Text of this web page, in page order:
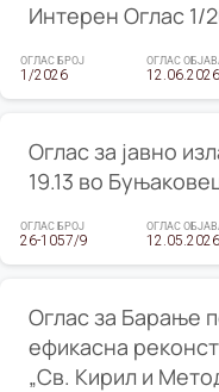
Интерен Оглас 1/
ОГЛАС БРОЈ
1/2026
ОГЛАС
12.06.2026
Оглас за јавно
19.13 во
ОГЛАС БРОЈ
26-1057/9
ОГЛАС
12.05.2026
Оглас за Барање
ефикасна
„Св. Кирил и